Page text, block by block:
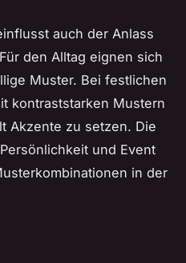
auch der Anlass
den Alltag eignen sich
Muster. Bei festlichen
kontraststarken Mustern
Akzente zu setzen. Die
und Event
in der